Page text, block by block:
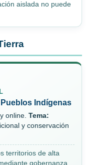
aislada no puede
Indígenas
online. Tema:
y conservación
territorios de alta
gobernanza